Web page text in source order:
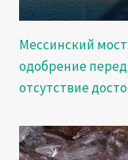
Мессинский
одобрение
отсутствие